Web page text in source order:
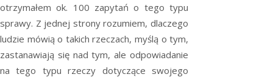
otrzymałem ok. 100 zapytań o tego typu
sprawy. Z jednej strony rozumiem, dlaczego
ludzie mówią o takich rzeczach, myślą o tym,
zastanawiają się nad tym, ale odpowiadanie
na tego typu rzeczy dotyczące swojego